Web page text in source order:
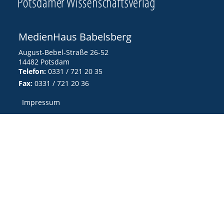
MedienHaus Babelsberg
August-Bebel-Straße 26-52
14482 Potsdam
Telefon: 0331 / 721 20 35
Fax: 0331 / 721 20 36
Impressum